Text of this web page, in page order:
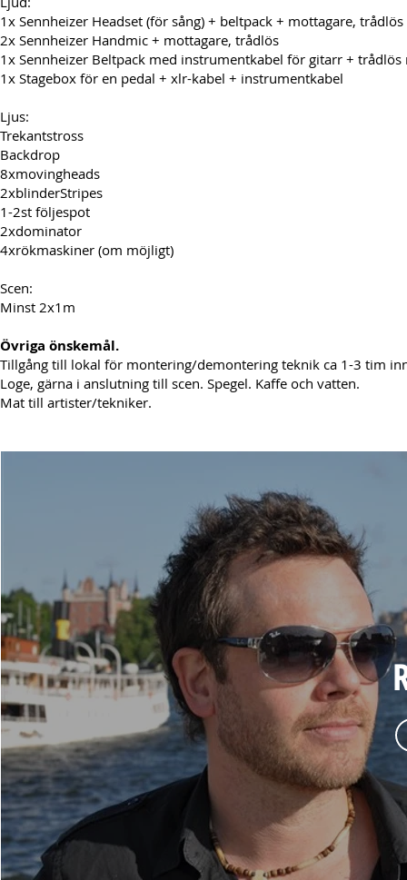
1x Sennheizer Headset (för sång) + beltpack + mottagare, trådlös
2x Sennheizer Handmic + mottagare, trådlös
1x Sennheizer Beltpack med instrumentkabel för gitarr + trådlös
1x Stagebox för en pedal + xlr-kabel + instrumentkabel
Ljus:
Trekantstross
Backdrop
8xmovingheads
2xblinderStripes
1-2st följespot
2xdominator
4xrökmaskiner (om möjligt)
Scen:
Minst 2x1m
Övriga önskemål.
Tillgång till lokal för montering/demontering teknik ca 1-3 tim
Loge, gärna i anslutning till scen. Spegel. Kaffe och vatten.
Mat till artister/tekniker.